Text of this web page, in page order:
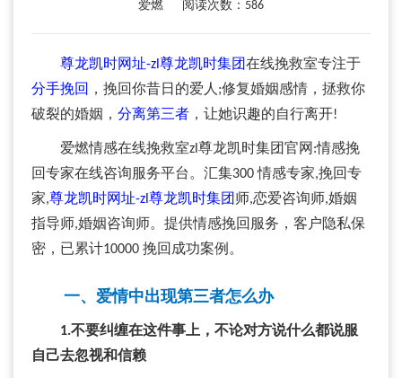
爱燃 阅读次数：586
尊龙凯时网址-zl尊龙凯时集团在线挽救室专注于
分手挽回
，挽回你昔日的爱人;修复婚姻感情，拯救你
破裂的婚姻， 分离第三者 ，让她识趣的自行离开!
爱燃情感在线挽救室zl尊龙凯时集团官网:情感挽
回专家在线咨询服务平台。汇集300 情感专家,挽回专
家,尊龙凯时网址-zl尊龙凯时集团 师,恋爱咨询师,婚姻
指导师,婚姻咨询师。提供情感挽回服务，客户隐私保
密，已累计10000 挽回成功案例。
一、爱情中出现第三者怎么办
1.不要纠缠在这件事上，不论对方说什么都说服
自己去忽视和信赖